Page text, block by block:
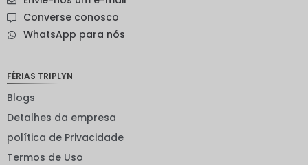
neozelan
ienes
EUR
Converse conosco
WhatsApp para nós
FÉRIAS TRIPLYN
Blogs
Detalhes da empresa
política de Privacidade
Termos de Uso